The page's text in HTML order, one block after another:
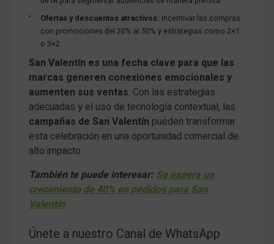
Ofertas y descuentos atractivos: Incentivar las compras
con promociones del 20% al 50% y estrategias como 2×1
o 3×2.
San Valentín es una fecha clave para que las
marcas generen conexiones emocionales y
aumenten sus ventas. Con las estrategias
adecuadas y el uso de tecnología contextual, las
campañas de San Valentín pueden transformar
esta celebración en una oportunidad comercial de
alto impacto.
También te puede interesar:Se espera un
crecimiento de 40% en pedidos para San
Valentín
Únete a nuestro Canal de WhatsApp